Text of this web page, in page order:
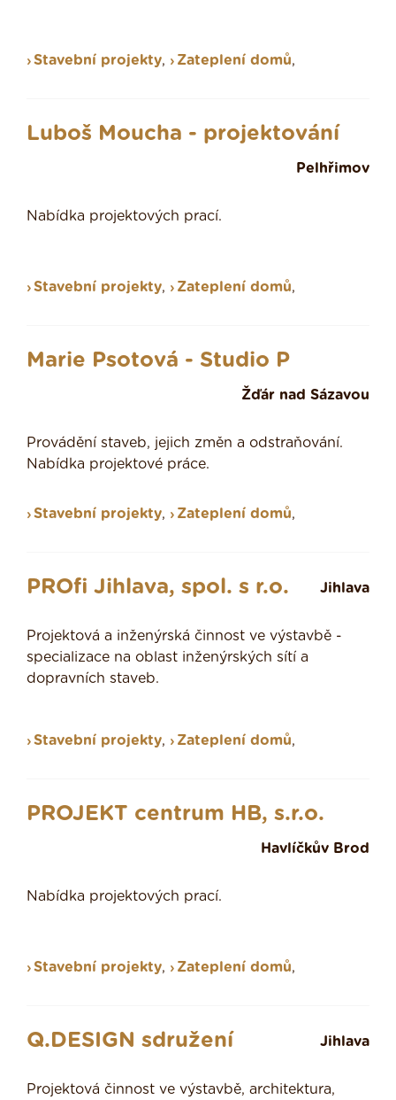
Stavební projekty, Zateplení domů,
Luboš Moucha - projektování
Pelhřimov
Nabídka projektových prací.
Stavební projekty, Zateplení domů,
Marie Psotová - Studio P
Žďár nad Sázavou
Provádění staveb, jejich změn a odstraňování.
Nabídka projektové práce.
Stavební projekty, Zateplení domů,
PROfi Jihlava, spol. s r.o. Jihlava
Projektová a inženýrská činnost ve výstavbě -
specializace na oblast inženýrských sítí a
dopravních staveb.
Stavební projekty, Zateplení domů,
PROJEKT centrum HB, s.r.o.
Havlíčkův Brod
Nabídka projektových prací.
Stavební projekty, Zateplení domů,
Q.DESIGN sdružení Jihlava
Projektová činnost ve výstavbě, architektura,